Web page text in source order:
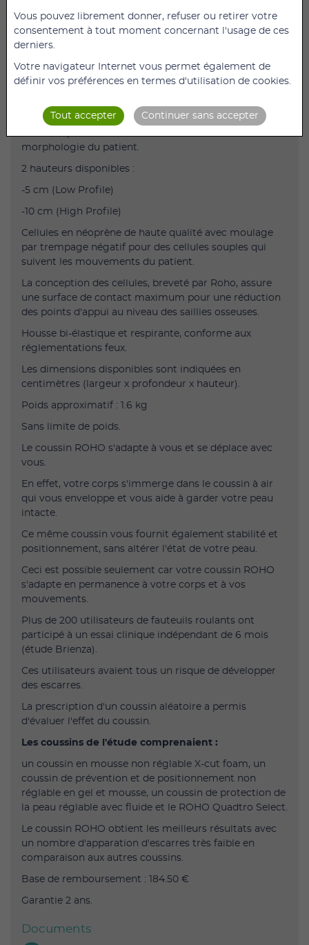
l'appui, les meilleures performances en matière de
positionnement et de répartition de la pression.
Ce coussin est vivement recommandé pour les
les corrections d'obliquité pelvienne.
Le coussin monocompartiment à air non motorisé à
cellules télescopiques, est préconisé pour des patients
à risque élevé.
morphologie du patient.
2 hauteurs disponibles :
-5 cm (Low Profile)
-10 cm (High Profile)
Cellules en néoprène de haute qualité avec moulage
par trempage négatif pour des cellules souples qui
suivent les mouvements du patient.
La conception des cellules, breveté par Roho, assure
une surface de contact maximum pour une réduction
des points d'appui au niveau des saillies osseuses.
Housse bi-élastique et respirante, conforme aux
réglementations feux.
Les dimensions disponibles sont indiquées en
centimètres (largeur x profondeur x hauteur).
Poids approximatif : 1.6 kg
Sans limite de poids.
Le coussin ROHO s'adapte à vous et se déplace avec
vous.
En effet, votre corps s'immerge dans le coussin à air
qui vous enveloppe et vous aide à garder votre peau
intacte.
Ce même coussin vous fournit également stabilité et
positionnement, sans altérer l'état de votre peau.
Ceci est possible seulement car votre coussin ROHO
s'adapte en permanence à votre corps et à vos
mouvements.
Plus de 200 utilisateurs de fauteuils roulants ont
participé à un essai clinique indépendant de 6 mois
(étude Brienza).
Ces utilisateurs avaient tous un risque de développer
des escarres.
La prescription d'un coussin aléatoire a permis
d'évaluer l'effet du coussin.
Les coussins de l'étude comprenaient :
un coussin en mousse non réglable X-cut foam, un
coussin de prévention et de positionnement non
réglable en gel et mousse, un coussin de protection de
la peau réglable avec fluide et le ROHO Quadtro Select.
Le coussin ROHO obtient les meilleurs résultats avec
un nombre d'apparation d'escarres très faible en
comparaison aux autres coussins.
Base de remboursement : 184.50 €
Garantie 2 ans.
Documents
Vous pouvez librement donner, refuser ou retirer votre
consentement à tout moment concernant l'usage de ces
derniers.
Votre navigateur Internet vous permet également de
définir vos préférences en termes d'utilisation de cookies.
Tout accepter Continuer sans accepter